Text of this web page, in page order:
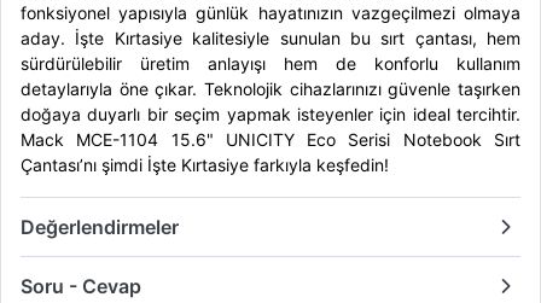
fonksiyonel yapısıyla günlük hayatınızın vazgeçilmezi olmaya
aday. İşte Kırtasiye kalitesiyle sunulan bu sırt çantası, hem
sürdürülebilir üretim anlayışı hem de konforlu kullanım
detaylarıyla öne çıkar. Teknolojik cihazlarınızı güvenle taşırken
doğaya duyarlı bir seçim yapmak isteyenler için ideal tercihtir.
Mack MCE-1104 15.6" UNICITY Eco Serisi Notebook Sırt
Çantası’nı şimdi İşte Kırtasiye farkıyla keşfedin!
Değerlendirmeler
Soru - Cevap